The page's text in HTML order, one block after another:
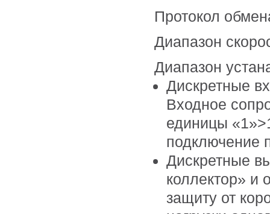
Протокол
Диапазон
Диапазон
Дискретные
Входное
единицы
подключение
Дискретные
коллектор» и
защиту от